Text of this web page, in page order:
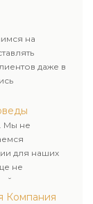
на
даже в
Мы не
для наших
не
компании.
Компания